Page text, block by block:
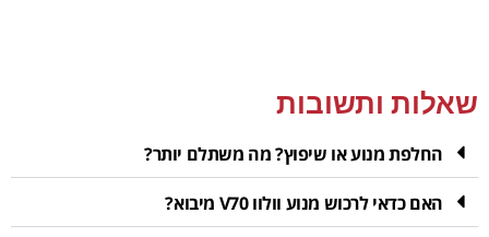
שאלות ותשובות
החלפת מנוע או שיפוץ? מה משתלם יותר?
האם כדאי לרכוש מנוע וולוו V70 מיבוא?